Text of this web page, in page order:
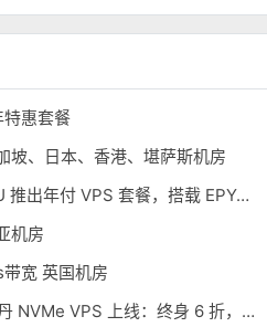
惠套餐
坡、日本、香港、堪萨斯机房
马来西亚主机商 SVR4U 推出年付 VPS 套餐，搭载 EPYC/至强铂金，支持支付宝
机房
宽 英国机房
AirNode 荷兰阿姆斯特丹 NVMe VPS 上线：终身 6 折，€1.99/月起，2.5Tbit/s DDoS 防护